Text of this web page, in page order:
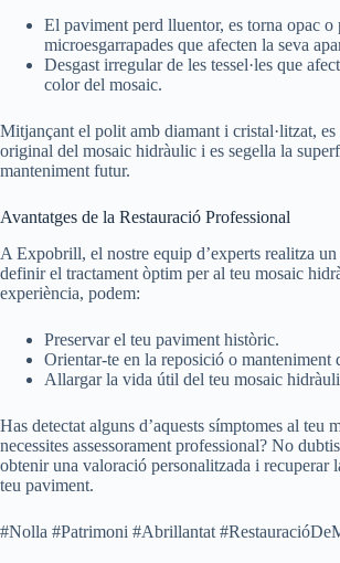
El paviment perd lluentor, es torna opac o
microesgarrapades que afecten la seva
Desgast irregular de les tessel·les que
color del mosaic.
Mitjançant el polit amb diamant i cristal·litzat,
original del mosaic hidràulic i es segella la
manteniment futur.
Avantatges de la Restauració Professional
A Expobrill, el nostre equip d’experts realitza
definir el tractament òptim per al teu mosaic
experiència, podem:
Preservar el teu paviment històric.
Orientar-te en la reposició o manteniment
Allargar la vida útil del teu mosaic
Has detectat alguns d’aquests símptomes al teu
necessites assessorament professional? No
obtenir una valoració personalitzada i recuperar
teu paviment.
#Nolla #Patrimoni #Abrillantat